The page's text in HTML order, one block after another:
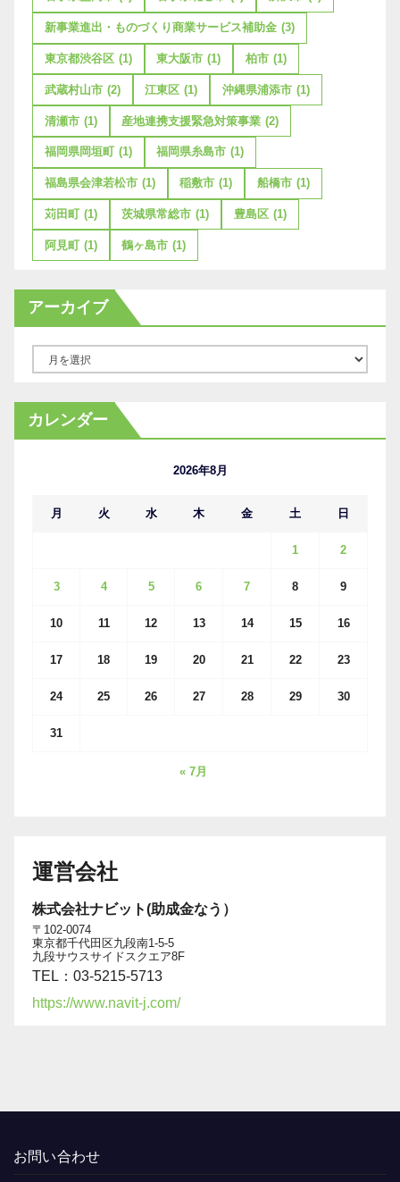
新事業進出・ものづくり商業サービス補助金 (3)
東京都渋谷区 (1) 東大阪市 (1) 柏市 (1)
武蔵村山市 (2) 江東区 (1) 沖縄県浦添市 (1)
清瀬市 (1) 産地連携支援緊急対策事業 (2)
福岡県岡垣町 (1) 福岡県糸島市 (1)
福島県会津若松市 (1) 稲敷市 (1) 船橋市 (1)
苅田町 (1) 茨城県常総市 (1) 豊島区 (1)
阿見町 (1) 鶴ヶ島市 (1)
アーカイブ
カ
イ
カレンダー
2026年8月
月 火 水 木 金 土 日
1 2
3 4 5 6 7 8 9
10 11 12 13 14 15 16
17 18 19 20 21 22 23
24 25 26 27 28 29 30
31
« 7月
運営会社
株式会社ナビット(助成金なう）
〒102-0074
東京都千代田区九段南1-5-5
九段サウスサイドスクエア8F
TEL：03-5215-5713
https://www.navit-j.com/
お問い合わせ